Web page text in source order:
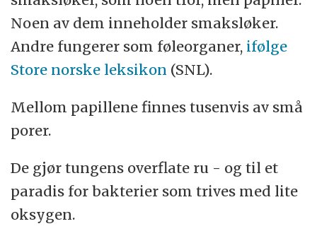
Noen av dem inneholder smaksløker.
Andre fungerer som føleorganer, ifølge
Store norske leksikon (SNL).
Mellom papillene finnes tusenvis av små
porer.
De gjør tungens overflate ru - og til et
paradis for bakterier som trives med lite
oksygen.